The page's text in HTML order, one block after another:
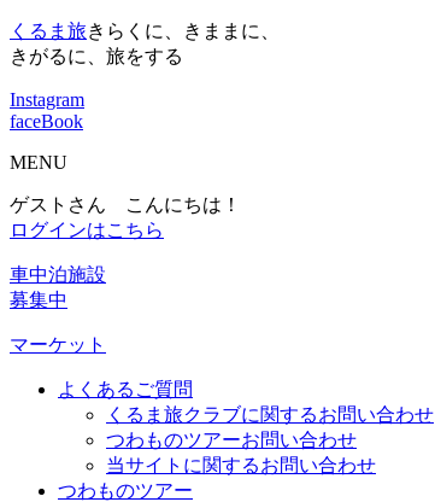
くるま旅きらくに、きままに、
きがるに、旅をする
Instagram
faceBook
MENU
ゲストさん こんにちは！
ログインはこちら
車中泊施設
募集中
マーケット
よくあるご質問
くるま旅クラブに関するお問い合わせ
つわものツアーお問い合わせ
当サイトに関するお問い合わせ
つわものツアー